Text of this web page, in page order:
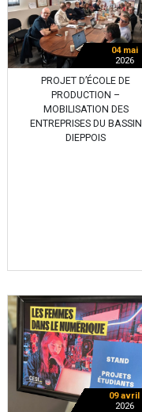
04 mai
2026
PROJET D’ÉCOLE DE
PRODUCTION –
MOBILISATION DES
ENTREPRISES DU BASSIN
DIEPPOIS
09 avril
2026